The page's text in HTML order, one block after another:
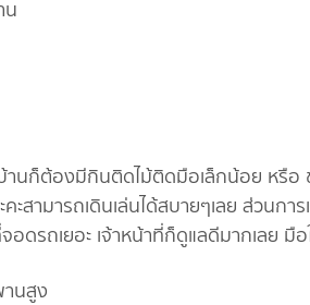
านก็ต้องมีกินติดไม้ติดมือเล็กน้อย หรือ
ะสามารถเดินเล่นได้สบายๆเลย ส่วน
จอดรถเยอะ เจ้าหน้าที่ก็ดูแลดีมากเลย